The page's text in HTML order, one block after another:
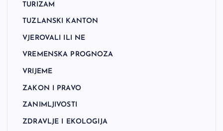
TURIZAM
TUZLANSKI KANTON
VJEROVALI ILI NE
VREMENSKA PROGNOZA
VRIJEME
ZAKON I PRAVO
ZANIMLJIVOSTI
ZDRAVLJE I EKOLOGIJA